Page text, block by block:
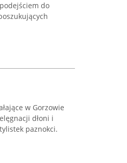
do
w Gorzowie
dłoni i
paznokci.